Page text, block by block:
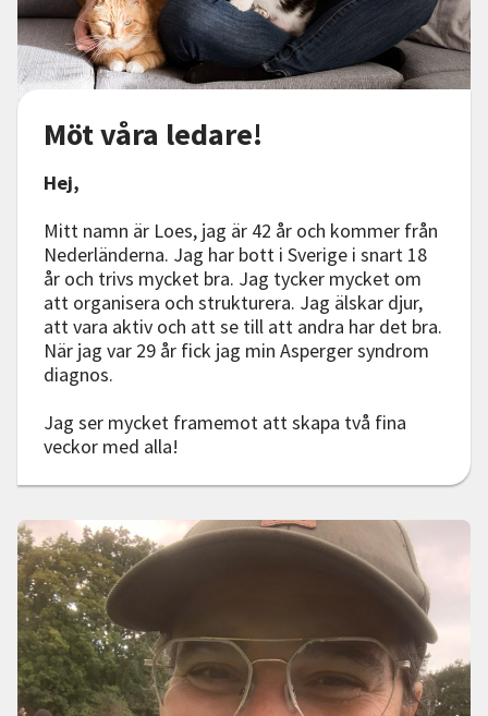
Möt våra ledare!
Hej,
Mitt namn är Loes, jag är 42 år och kommer från
Nederländerna. Jag har bott i Sverige i snart 18
år och trivs mycket bra. Jag tycker mycket om
att organisera och strukturera. Jag älskar djur,
att vara aktiv och att se till att andra har det bra.
När jag var 29 år fick jag min Asperger syndrom
diagnos.
Jag ser mycket framemot att skapa två fina
veckor med alla!